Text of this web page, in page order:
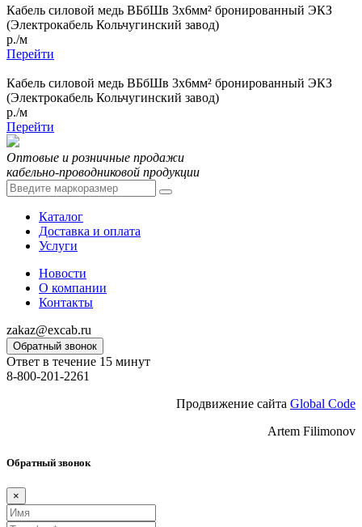
Кабель силовой медь ВБбШв 3x6мм² бронированный ЭКЗ
(Электрокабель Кольчугинский завод)
р./м
Перейти
Кабель силовой медь ВБбШв 3x6мм² бронированный ЭКЗ
(Электрокабель Кольчугинский завод)
р./м
Перейти
Оптовые и розничные продажи
кабельно-проводниковой продукции
Каталог
Доставка и оплата
Услуги
Новости
О компании
Контакты
zakaz@excab.ru
Обратный звонок
Ответ в течение 15 минут
8-800-201-2261
Продвижение сайта Global Code
Artem Filimonov
Обратный звонок
×